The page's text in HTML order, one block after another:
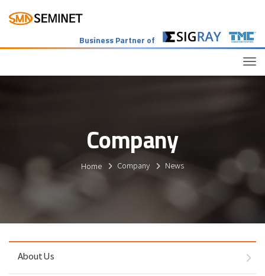
Business Partner of
Company
Home Company News
About Us